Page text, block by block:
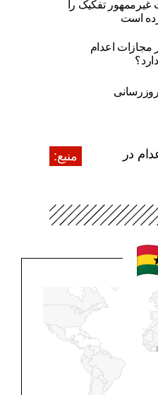
غیرممهور تفکیک را
است
مجازات اعدام
منبع:
در